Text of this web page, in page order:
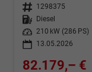
Fahrzeugnr. 1298375
Kraftstoff
Diesel
Leistung
210 kW (286 PS)
13.05.2026
82.179,– €